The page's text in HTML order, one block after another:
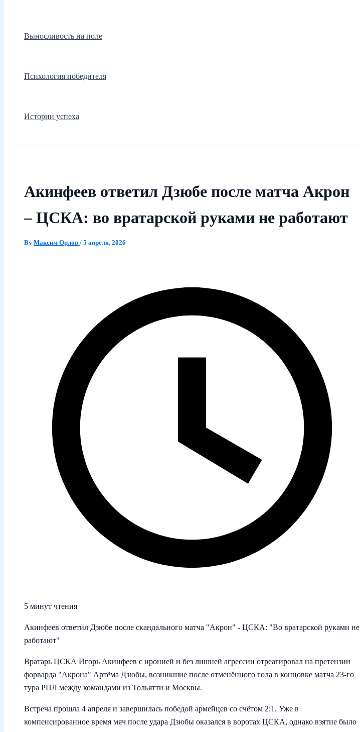
Выносливость на поле
Психология победителя
Истории успеха
Акинфеев ответил Дзюбе после матча Акрон
– ЦСКА: во вратарской руками не работают
By Максим Орлов / 5 апреля, 2026
5 минут чтения
Акинфеев ответил Дзюбе после скандального матча "Акрон" - ЦСКА: "Во вратарской руками не
работают"
Вратарь ЦСКА Игорь Акинфеев с иронией и без лишней агрессии отреагировал на претензии
форварда "Акрона" Артёма Дзюбы, возникшие после отменённого гола в концовке матча 23-го
тура РПЛ между командами из Тольятти и Москвы.
Встреча прошла 4 апреля и завершилась победой армейцев со счётом 2:1. Уже в
компенсированное время мяч после удара Дзюбы оказался в воротах ЦСКА, однако взятие было